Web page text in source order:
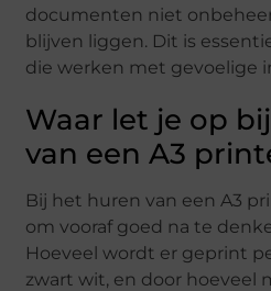
documenten niet
blijven liggen. Dit is
die werken met gevoelige
Waar let je op
van een A3
Bij het huren van een A3
om vooraf goed na te
Hoeveel wordt er geprint
zwart wit, en door hoeveel